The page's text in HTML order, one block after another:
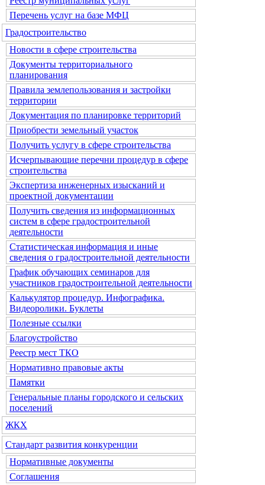
Перечень услуг на базе МФЦ
Градостроительство
Новости в сфере строительства
Документы территориального
планирования
Правила землепользования и застройки
территории
Документация по планировке территорий
Приобрести земельный участок
Получить услугу в сфере строительства
Исчерпывающие перечни процедур в сфере
строительства
Экспертиза инженерных изысканий и
проектной документации
Получить сведения из информационных
систем в сфере градостроительной
деятельности
Статистическая информация и иные
сведения о градостроительной деятельности
График обучающих семинаров для
участников градостроительной деятельности
Калькулятор процедур. Инфографика.
Видеоролики. Буклеты
Полезные ссылки
Благоустройство
Реестр мест ТКО
Нормативно правовые акты
Памятки
Генеральные планы городского и сельских
поселений
ЖКХ
Стандарт развития конкуренции
Нормативные документы
Соглашения